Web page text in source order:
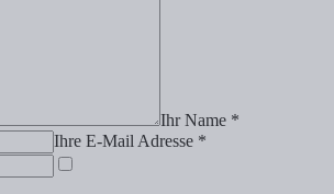
Ihr Name *
Ihre E-Mail Adresse *